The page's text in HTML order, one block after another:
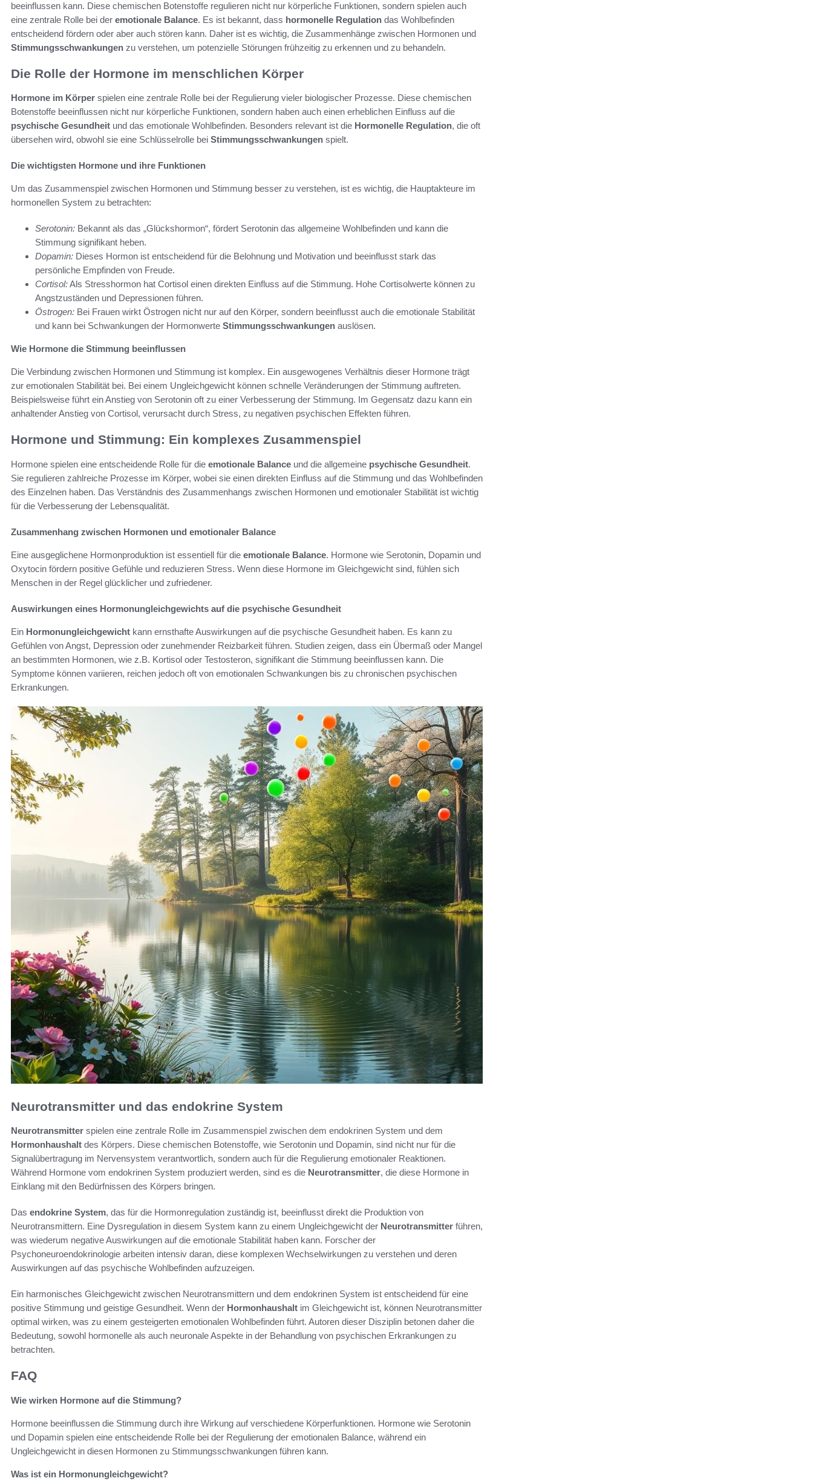
beeinflussen kann. Diese chemischen Botenstoffe regulieren nicht nur körperliche Funktionen, sondern spielen auch
eine zentrale Rolle bei der emotionale Balance. Es ist bekannt, dass hormonelle Regulation das Wohlbefinden
entscheidend fördern oder aber auch stören kann. Daher ist es wichtig, die Zusammenhänge zwischen Hormonen und
Stimmungsschwankungen zu verstehen, um potenzielle Störungen frühzeitig zu erkennen und zu behandeln.
Die Rolle der Hormone im menschlichen Körper
Hormone im Körper spielen eine zentrale Rolle bei der Regulierung vieler biologischer Prozesse. Diese chemischen
Botenstoffe beeinflussen nicht nur körperliche Funktionen, sondern haben auch einen erheblichen Einfluss auf die
psychische Gesundheit und das emotionale Wohlbefinden. Besonders relevant ist die Hormonelle Regulation, die oft
übersehen wird, obwohl sie eine Schlüsselrolle bei Stimmungsschwankungen spielt.
Die wichtigsten Hormone und ihre Funktionen
Um das Zusammenspiel zwischen Hormonen und Stimmung besser zu verstehen, ist es wichtig, die Hauptakteure im
hormonellen System zu betrachten:
Serotonin: Bekannt als das „Glückshormon“, fördert Serotonin das allgemeine Wohlbefinden und kann die
Stimmung signifikant heben.
Dopamin: Dieses Hormon ist entscheidend für die Belohnung und Motivation und beeinflusst stark das
persönliche Empfinden von Freude.
Cortisol:Als Stresshormon hat Cortisol einen direkten Einfluss auf die Stimmung. Hohe Cortisolwerte können zu
Angstzuständen und Depressionen führen.
Östrogen: Bei Frauen wirkt Östrogen nicht nur auf den Körper, sondern beeinflusst auch die emotionale Stabilität
und kann bei Schwankungen der Hormonwerte Stimmungsschwankungen auslösen.
Wie Hormone die Stimmung beeinflussen
Die Verbindung zwischen Hormonen und Stimmung ist komplex. Ein ausgewogenes Verhältnis dieser Hormone trägt
zur emotionalen Stabilität bei. Bei einem Ungleichgewicht können schnelle Veränderungen der Stimmung auftreten.
Beispielsweise führt ein Anstieg von Serotonin oft zu einer Verbesserung der Stimmung. Im Gegensatz dazu kann ein
anhaltender Anstieg von Cortisol, verursacht durch Stress, zu negativen psychischen Effekten führen.
Hormone und Stimmung: Ein komplexes Zusammenspiel
Hormone spielen eine entscheidende Rolle für die emotionale Balance und die allgemeine psychische Gesundheit.
Sie regulieren zahlreiche Prozesse im Körper, wobei sie einen direkten Einfluss auf die Stimmung und das Wohlbefinden
des Einzelnen haben. Das Verständnis des Zusammenhangs zwischen Hormonen und emotionaler Stabilität ist wichtig
für die Verbesserung der Lebensqualität.
Zusammenhang zwischen Hormonen und emotionaler Balance
Eine ausgeglichene Hormonproduktion ist essentiell für die emotionale Balance. Hormone wie Serotonin, Dopamin und
Oxytocin fördern positive Gefühle und reduzieren Stress. Wenn diese Hormone im Gleichgewicht sind, fühlen sich
Menschen in der Regel glücklicher und zufriedener.
Auswirkungen eines Hormonungleichgewichts auf die psychische Gesundheit
Ein Hormonungleichgewicht kann ernsthafte Auswirkungen auf die psychische Gesundheit haben. Es kann zu
Gefühlen von Angst, Depression oder zunehmender Reizbarkeit führen. Studien zeigen, dass ein Übermaß oder Mangel
an bestimmten Hormonen, wie z.B. Kortisol oder Testosteron, signifikant die Stimmung beeinflussen kann. Die
Symptome können variieren, reichen jedoch oft von emotionalen Schwankungen bis zu chronischen psychischen
Erkrankungen.
Neurotransmitter und das endokrine System
Neurotransmitter spielen eine zentrale Rolle im Zusammenspiel zwischen dem endokrinen System und dem
Hormonhaushalt des Körpers. Diese chemischen Botenstoffe, wie Serotonin und Dopamin, sind nicht nur für die
Signalübertragung im Nervensystem verantwortlich, sondern auch für die Regulierung emotionaler Reaktionen.
Während Hormone vom endokrinen System produziert werden, sind es die Neurotransmitter, die diese Hormone in
Einklang mit den Bedürfnissen des Körpers bringen.
Das endokrine System, das für die Hormonregulation zuständig ist, beeinflusst direkt die Produktion von
Neurotransmittern. Eine Dysregulation in diesem System kann zu einem Ungleichgewicht der Neurotransmitter führen,
was wiederum negative Auswirkungen auf die emotionale Stabilität haben kann. Forscher der
Psychoneuroendokrinologie arbeiten intensiv daran, diese komplexen Wechselwirkungen zu verstehen und deren
Auswirkungen auf das psychische Wohlbefinden aufzuzeigen.
Ein harmonisches Gleichgewicht zwischen Neurotransmittern und dem endokrinen System ist entscheidend für eine
positive Stimmung und geistige Gesundheit. Wenn der Hormonhaushalt im Gleichgewicht ist, können Neurotransmitter
optimal wirken, was zu einem gesteigerten emotionalen Wohlbefinden führt. Autoren dieser Disziplin betonen daher die
Bedeutung, sowohl hormonelle als auch neuronale Aspekte in der Behandlung von psychischen Erkrankungen zu
betrachten.
FAQ
Wie wirken Hormone auf die Stimmung?
Hormone beeinflussen die Stimmung durch ihre Wirkung auf verschiedene Körperfunktionen. Hormone wie Serotonin
und Dopamin spielen eine entscheidende Rolle bei der Regulierung der emotionalen Balance, während ein
Ungleichgewicht in diesen Hormonen zu Stimmungsschwankungen führen kann.
Was ist ein Hormonungleichgewicht?